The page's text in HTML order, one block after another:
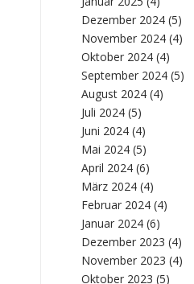
Dezember 2024 (5)
November 2024 (4)
Oktober 2024 (4)
September 2024 (5)
August 2024 (4)
Juli 2024 (5)
Juni 2024 (4)
Mai 2024 (5)
April 2024 (6)
März 2024 (4)
Februar 2024 (4)
Januar 2024 (6)
Dezember 2023 (4)
November 2023 (4)
Oktober 2023 (5)